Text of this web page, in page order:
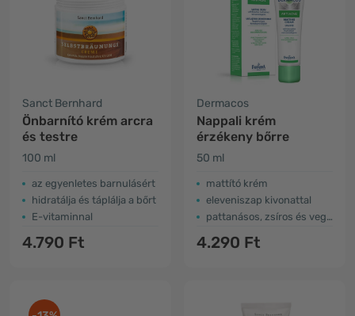
Sanct Bernhard
Önbarnító krém arcra
és testre
100 ml
az egyenletes barnulásért
hidratálja és táplálja a bőrt
E-vitaminnal
4.790 Ft
Dermacos
Nappali krém
érzékeny bőrre
50 ml
mattító krém
eleveniszap kivonattal
pattanásos, zsíros és vegyes bőrre
4.290 Ft